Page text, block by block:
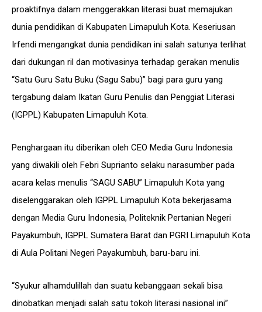
proaktifnya dalam menggerakkan literasi buat memajukan
dunia pendidikan di Kabupaten Limapuluh Kota. Keseriusan
Irfendi mengangkat dunia pendidikan ini salah satunya terlihat
dari dukungan ril dan motivasinya terhadap gerakan menulis
“Satu Guru Satu Buku (Sagu Sabu)” bagi para guru yang
tergabung dalam Ikatan Guru Penulis dan Penggiat Literasi
(IGPPL) Kabupaten Limapuluh Kota.
Penghargaan itu diberikan oleh CEO Media Guru Indonesia
yang diwakili oleh Febri Suprianto selaku narasumber pada
acara kelas menulis “SAGU SABU” Limapuluh Kota yang
diselenggarakan oleh IGPPL Limapuluh Kota bekerjasama
dengan Media Guru Indonesia, Politeknik Pertanian Negeri
Payakumbuh, IGPPL Sumatera Barat dan PGRI Limapuluh Kota
di Aula Politani Negeri Payakumbuh, baru-baru ini.
“Syukur alhamdulillah dan suatu kebanggaan sekali bisa
dinobatkan menjadi salah satu tokoh literasi nasional ini”